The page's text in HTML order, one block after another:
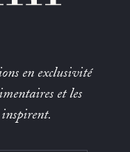
en exclusivité
et les